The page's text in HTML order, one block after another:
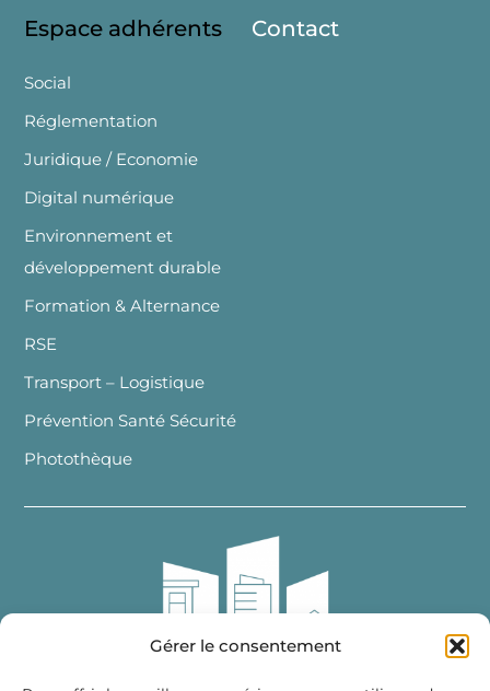
Gérer le consentement
Espace adhérents
Social
Réglementation
Juridique / Economie
Digital numérique
Environnement et
développement durable
Formation & Alternance
RSE
Transport – Logistique
Prévention Santé Sécurité
Photothèque
Contact